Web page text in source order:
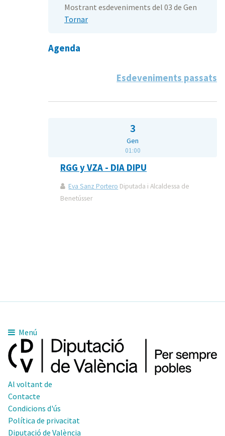
Mostrant esdeveniments del 03 de Gen
Tornar
Agenda
Esdeveniments passats
3
Gen
01:00
RGG y VZA - DIA DIPU
Eva Sanz Portero Diputada i Alcaldessa de
Benetússer
Menú
Al voltant de
Contacte
Condicions d'ús
Política de privacitat
Diputació de València